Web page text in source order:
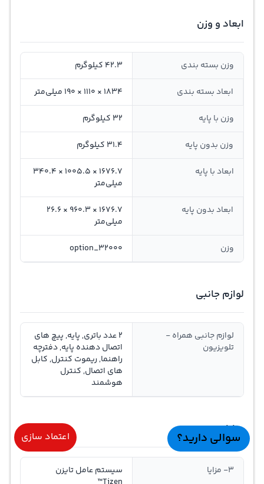
ابعاد و وزن
وزن بسته بندی 42.3 کیلوگرم
ابعاد بسته بندی 1834 × 1110 × 190 میلی‌متر
وزن با پایه 32 کیلوگرم
وزن بدون پایه 31.4 کیلوگرم
ابعاد با پایه
1676.7 × 1005.5 × 340.4
میلی‌متر
ابعاد بدون پایه
1676.7 × 960.3 × 26.6
میلی‌متر
وزن option_32000
لوازم جانبی
لوازم جانبی همراه -
تلویزیون
2 عدد باتری, پایه, پیچ های
اتصال دهنده پایه, دفترچه
راهنما, ریموت کنترل, کابل
های اتصال, کنترل
هوشمند
مزایا
3- مزایا
سیستم عامل تایزن
سوالی دارید؟ اعتماد سازی